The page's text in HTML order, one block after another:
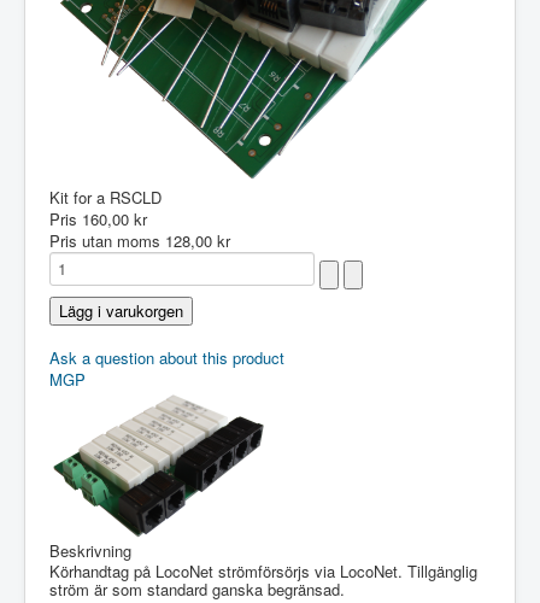
Kit for a RSCLD
Pris 160,00 kr
Pris utan moms 128,00 kr
Ask a question about this product
MGP
Beskrivning
Körhandtag på LocoNet strömförsörjs via LocoNet. Tillgänglig
ström är som standard ganska begränsad.